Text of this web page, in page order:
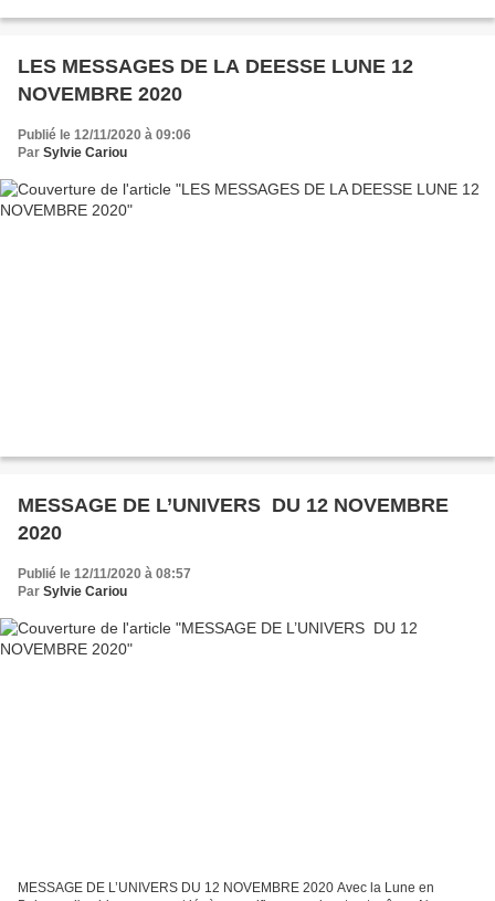
LES MESSAGES DE LA DEESSE LUNE 12
NOVEMBRE 2020
Publié le 12/11/2020 à 09:06
Par Sylvie Cariou
MESSAGE DE L’UNIVERS DU 12 NOVEMBRE
2020
Publié le 12/11/2020 à 08:57
Par Sylvie Cariou
MESSAGE DE L’UNIVERS DU 12 NOVEMBRE 2020 Avec la Lune en